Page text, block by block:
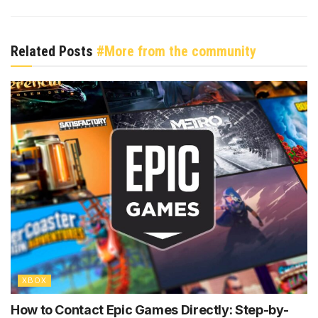
Related Posts #More from the community
XBOX
How to Contact Epic Games Directly: Step-by-